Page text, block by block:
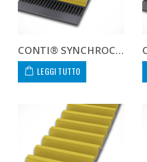
CONTI® SYNCHROCHAIN CARBON CTD 14M 1190 125 C
LEGGI TUTTO